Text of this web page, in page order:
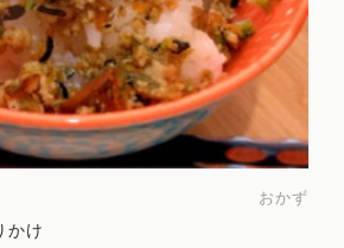
おかず
かけ